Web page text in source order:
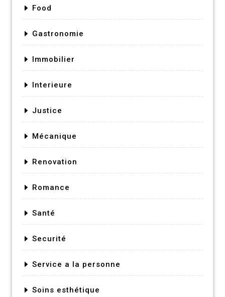
Food
Gastronomie
Immobilier
Interieure
Justice
Mécanique
Renovation
Romance
Santé
Securité
Service a la personne
Soins esthétique